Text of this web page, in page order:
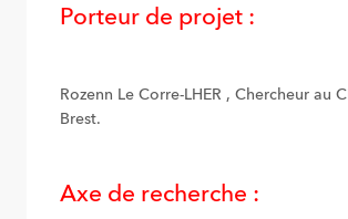
Porteur de projet :
Rozenn Le Corre-LHER , Chercheur au
Brest.
Axe de recherche :